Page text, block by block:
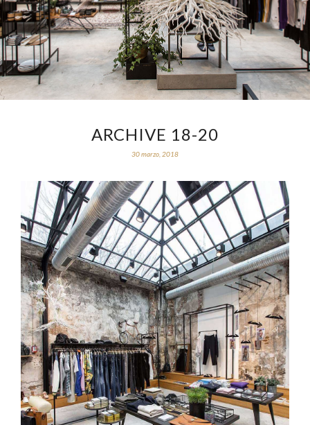
ARCHIVE 18-20
30 marzo, 2018